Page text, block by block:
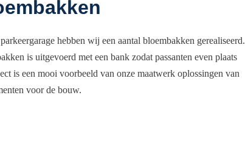
hebben wij een aantal bloembakken gerealiseerd.
is uitgevoerd met een bank zodat passanten even plaats
is een mooi voorbeeld van onze maatwerk oplossingen van
voor de bouw.